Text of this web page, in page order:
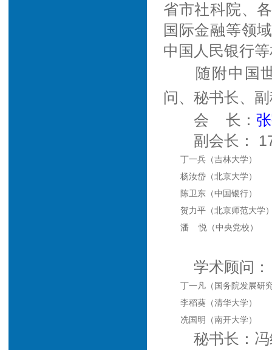
省市社科院、
国际金融等领
中国人民银行
随附中国
问、秘书长、
会 长：
副会长：
丁一兵（吉林大学）
杨汝岱（北京大学）
陈卫东（中国银行）
贺力平（北京师范大学
潘 悦（中央党校）
学术顾问：
丁一凡（国务院发展研
李稻葵（清华大学）
冼国明（南开大学）
秘书长：